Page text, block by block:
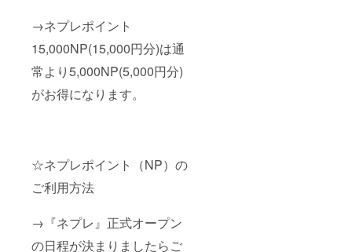
→ネプレポイント
15,000NP(15,000円分)は通
常より5,000NP(5,000円分)
がお得になります。
☆ネプレポイント（NP）の
ご利用方法
→『ネプレ』正式オープン
の日程が決まりましたらご